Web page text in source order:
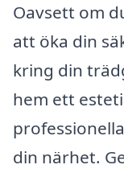
Oavsett om
att öka din
kring din
hem ett
din närhet.